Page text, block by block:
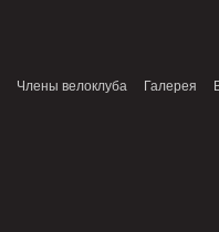
Члены велоклуба Галерея